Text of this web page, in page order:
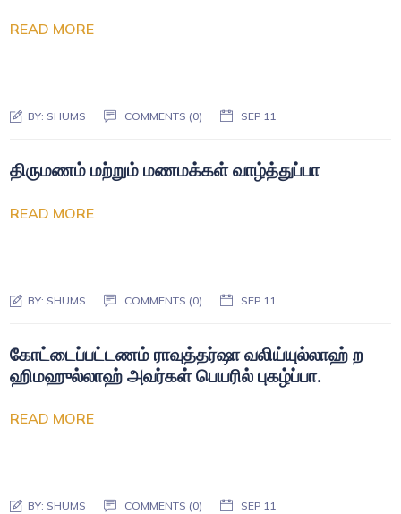
READ MORE
BY: SHUMS COMMENTS (0) SEP 11
திருமணம் மற்றும் மணமக்கள் வாழ்த்துப்பா
READ MORE
BY: SHUMS COMMENTS (0) SEP 11
கோட்டைப்பட்டணம் ராவுத்தர்ஷா வலிய்யுல்லாஹ் ற
ஹிமஹுல்லாஹ் அவர்கள் பெயரில் புகழ்ப்பா.
READ MORE
BY: SHUMS COMMENTS (0) SEP 11